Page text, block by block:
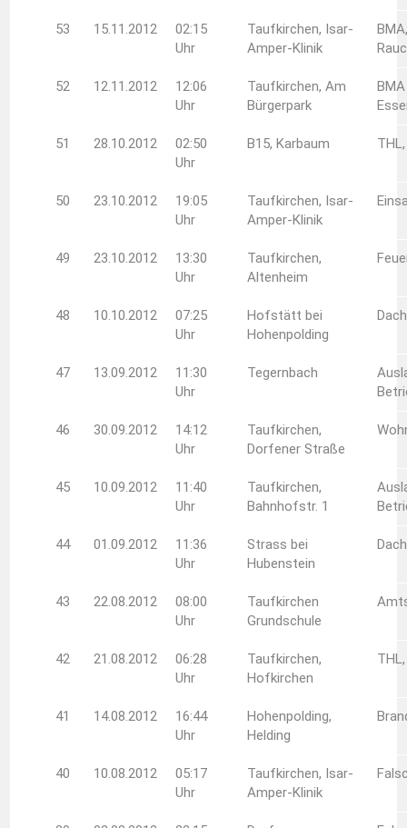
53 15.11.2012
02:15
Uhr
Taufkirchen, Isar-
Amper-Klinik
52 12.11.2012
12:06
Uhr
Taufkirchen, Am
Bürgerpark
51 28.10.2012
02:50
Uhr
B15, Karbaum
50 23.10.2012
19:05
Uhr
Taufkirchen, Isar-
Amper-Klinik
49 23.10.2012
13:30
Uhr
Taufkirchen,
Altenheim
48 10.10.2012
07:25
Uhr
Hofstätt bei
Hohenpolding
47 13.09.2012
11:30
Uhr
Tegernbach
46 30.09.2012
14:12
Uhr
Taufkirchen,
Dorfener Straße
45 10.09.2012
11:40
Uhr
Taufkirchen,
Bahnhofstr. 1
44 01.09.2012
11:36
Uhr
Strass bei
Hubenstein
43 22.08.2012
08:00
Uhr
Taufkirchen
Grundschule
42 21.08.2012
06:28
Uhr
Taufkirchen,
Hofkirchen
41 14.08.2012
16:44
Uhr
Hohenpolding,
Helding
40 10.08.2012
05:17
Uhr
Taufkirchen, Isar-
Amper-Klinik